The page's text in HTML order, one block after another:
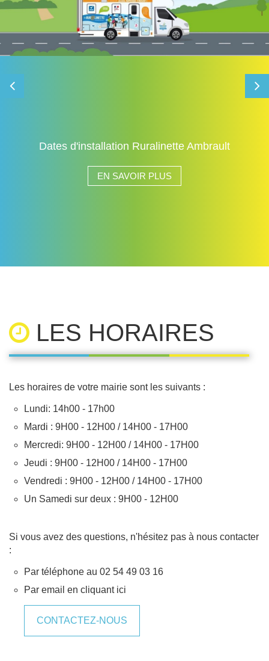
Horaires d'été des décheteries du sictom
EN SAVOIR PLUS
LES HORAIRES
Les horaires de votre mairie sont les suivants :
Lundi: 14h00 - 17h00
Mardi : 9H00 - 12H00 / 14H00 - 17H00
Mercredi: 9H00 - 12H00 / 14H00 - 17H00
Jeudi : 9H00 - 12H00 / 14H00 - 17H00
Vendredi : 9H00 - 12H00 / 14H00 - 17H00
Un Samedi sur deux : 9H00 - 12H00
Si vous avez des questions, n'hésitez pas à nous contacter
:
Par téléphone au 02 54 49 03 16
Par email en cliquant ici
CONTACTEZ-NOUS